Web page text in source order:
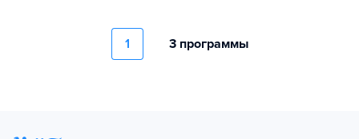
1 3 программы